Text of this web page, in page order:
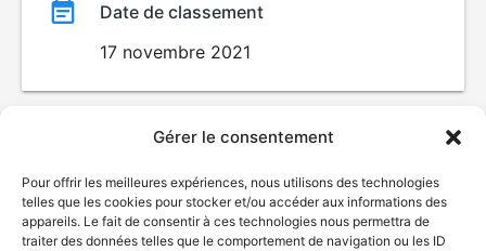
Gérer le consentement
Pour offrir les meilleures expériences, nous utilisons des technologies
telles que les cookies pour stocker et/ou accéder aux informations des
appareils. Le fait de consentir à ces technologies nous permettra de
traiter des données telles que le comportement de navigation ou les ID
Date de classement
17 novembre 2021